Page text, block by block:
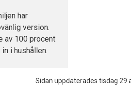
har
version.
av 100 procent
i hushållen.
Sidan uppdaterades tisdag 29